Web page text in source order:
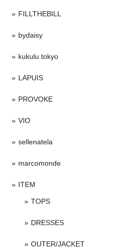
FILLTHEBILL
bydaisy
kukulu tokyo
LAPUIS
PROVOKE
VIO
sellenatela
marcomonde
ITEM
TOPS
DRESSES
OUTER/JACKET